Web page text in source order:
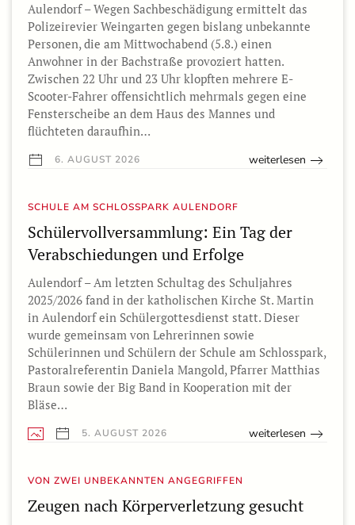
Aulendorf – Wegen Sachbeschädigung ermittelt das
Polizeirevier Weingarten gegen bislang unbekannte
Personen, die am Mittwochabend (5.8.) einen
Anwohner in der Bachstraße provoziert hatten.
Zwischen 22 Uhr und 23 Uhr klopften mehrere E-
Scooter-Fahrer offensichtlich mehrmals gegen eine
Fensterscheibe an dem Haus des Mannes und
flüchteten daraufhin…
6. AUGUST 2026 weiterlesen
SCHULE AM SCHLOSSPARK AULENDORF
Schülervollversammlung: Ein Tag der
Verabschiedungen und Erfolge
Aulendorf – Am letzten Schultag des Schuljahres
2025/2026 fand in der katholischen Kirche St. Martin
in Aulendorf ein Schülergottesdienst statt. Dieser
wurde gemeinsam von Lehrerinnen sowie
Schülerinnen und Schülern der Schule am Schlosspark,
Pastoralreferentin Daniela Mangold, Pfarrer Matthias
Braun sowie der Big Band in Kooperation mit der
Bläse…
5. AUGUST 2026 weiterlesen
VON ZWEI UNBEKANNTEN ANGEGRIFFEN
Zeugen nach Körperverletzung gesucht